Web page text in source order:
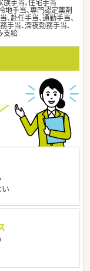
族手当、住宅手当
地手当、専門認定薬剤
赴任手当、通勤手当、
手当、深夜勤務手当、
支給